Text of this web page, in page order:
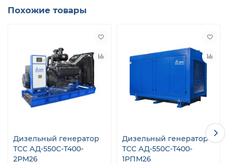
Похожие товары
Дизельный генератор
ТСС АД-550С-Т400-
2РМ26
Дизельный генератор
ТСС АД-550С-Т400-
1РПМ26